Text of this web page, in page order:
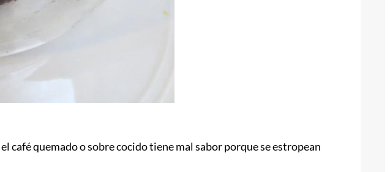
café quemado o sobre cocido tiene mal sabor porque se estropean